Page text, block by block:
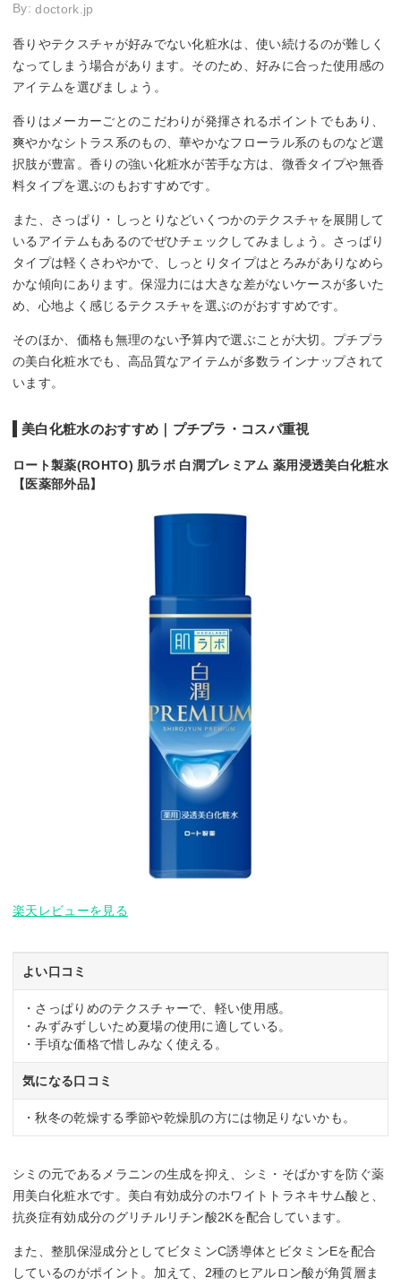
By:doctork.jp
香りやテクスチャが好みでない化粧水は、使い続けるのが難しく
なってしまう場合があります。そのため、好みに合った使用感の
アイテムを選びましょう。
香りはメーカーごとのこだわりが発揮されるポイントでもあり、
爽やかなシトラス系のもの、華やかなフローラル系のものなど選
択肢が豊富。香りの強い化粧水が苦手な方は、微香タイプや無香
料タイプを選ぶのもおすすめです。
また、さっぱり・しっとりなどいくつかのテクスチャを展開して
いるアイテムもあるのでぜひチェックしてみましょう。さっぱり
タイプは軽くさわやかで、しっとりタイプはとろみがありなめら
かな傾向にあります。保湿力には大きな差がないケースが多いた
め、心地よく感じるテクスチャを選ぶのがおすすめです。
そのほか、価格も無理のない予算内で選ぶことが大切。プチプラ
の美白化粧水でも、高品質なアイテムが多数ラインナップされて
います。
美白化粧水のおすすめ｜プチプラ・コスパ重視
ロート製薬(ROHTO) 肌ラボ 白潤プレミアム 薬用浸透美白化粧水
【医薬部外品】
楽天レビューを見る
よい口コミ
・さっぱりめのテクスチャーで、軽い使用感。
・みずみずしいため夏場の使用に適している。
・手頃な価格で惜しみなく使える。
気になる口コミ
・秋冬の乾燥する季節や乾燥肌の方には物足りないかも。
シミの元であるメラニンの生成を抑え、シミ・そばかすを防ぐ薬
用美白化粧水です。美白有効成分のホワイトトラネキサム酸と、
抗炎症有効成分のグリチルリチン酸2Kを配合しています。
また、整肌保湿成分としてビタミンC誘導体とビタミンEを配合
しているのがポイント。加えて、2種のヒアルロン酸が角質層ま